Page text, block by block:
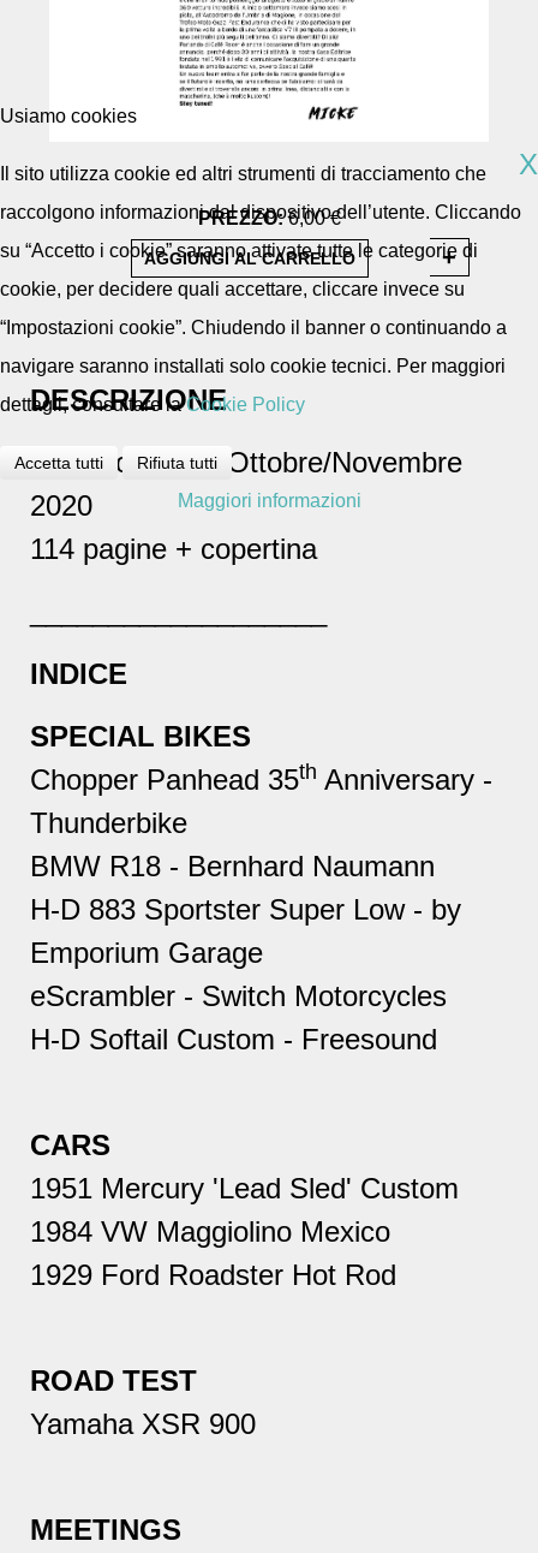
PREZZO:6,00 €
DESCRIZIONE
Numero 62 - di Ottobre/Novembre
2020
114 pagine + copertina
INDICE
SPECIAL BIKES
Chopper Panhead 35th Anniversary -
Thunderbike
BMW R18 - Bernhard Naumann
H-D 883 Sportster Super Low - by
Emporium Garage
eScrambler - Switch Motorcycles
H-D Softail Custom - Freesound
CARS
1951 Mercury 'Lead Sled' Custom
1984 VW Maggiolino Mexico
1929 Ford Roadster Hot Rod
ROAD TEST
Yamaha XSR 900
MEETINGS
Usiamo cookies
X
Il sito utilizza cookie ed altri strumenti di tracciamento che
raccolgono informazioni dal dispositivo dell’utente. Cliccando
su “Accetto i cookie” saranno attivate tutte le categorie di
cookie, per decidere quali accettare, cliccare invece su
“Impostazioni cookie”. Chiudendo il banner o continuando a
navigare saranno installati solo cookie tecnici. Per maggiori
dettagli, consultare laCookie Policy
Accetta tutti Rifiuta tutti
Maggiori informazioni